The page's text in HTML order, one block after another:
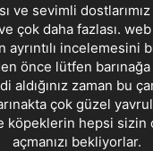
ve sevimli
çok daha fazlası.
ayrıntılı incelemesini
önce lütfen
aldığınız zaman bu
çok güzel
köpeklerin hepsi sizin
açmanızı bekliyorlar.